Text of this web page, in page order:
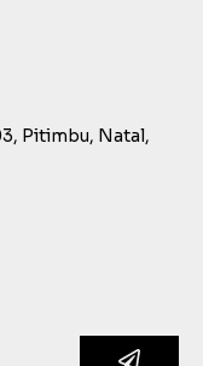
Pitimbu, Natal,